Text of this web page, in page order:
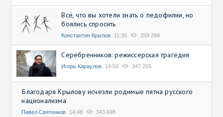
Всё, что вы хотели знать о педофилии, но
боялись спросить
Константин Крылов 11:30 359 294
Серебренников: режиссерская трагедия
Игорь Караулов 14:50 347 265
Благодаря Крылову исчезли родимые пятна русского
национализма
Павел Святенков 14:48 343 698